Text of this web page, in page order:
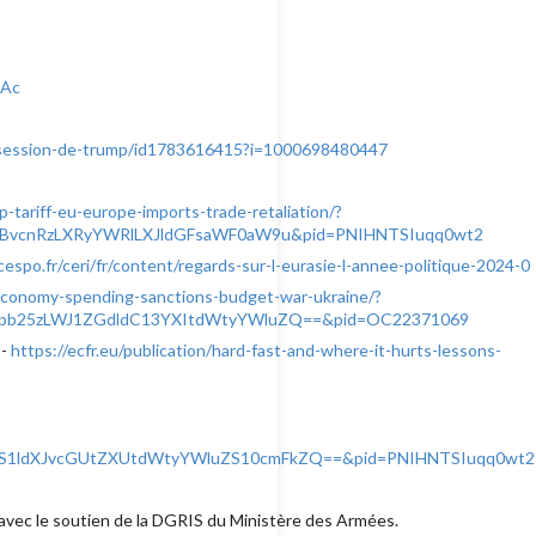
de-trump/id1783616415?i=1000698480447
tariff-eu-europe-imports-trade-retaliation/?
ceri/fr/content/regards-sur-l-eurasie-l-annee-politique-2024-0
spending-sanctions-budget-war-ukraine/?
https://ecfr.eu/publication/hard-fast-and-where-it-hurts-lessons-
le soutien de la DGRIS du Ministère des Armées.